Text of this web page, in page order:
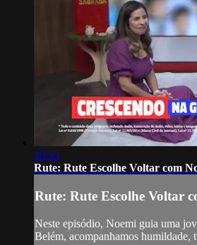
10:53
Rute: Rute Escolhe Voltar com
Rute: Rute Escolhe Voltar
Neste episódio, Noemi guia uma
Belém, acompanhamos humildade,